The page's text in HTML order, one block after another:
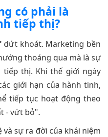
có phải là
tiếp thị?
dứt khoát. Marketing bền
thoáng qua mà là sự
thị. Khi thế giới ngày
giới hạn của hành tinh,
tiếp tục hoạt động theo
- vứt bỏ".
sự ra đời của khái niệm